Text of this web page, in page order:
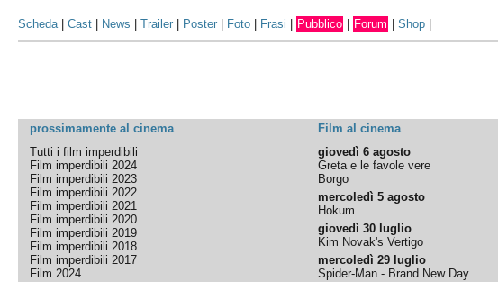
Scheda|Cast News |Trailer Poster Foto Frasi Pubblico Forum |Shop
prossimamente al cinema Film al cinema
Tutti i film imperdibili
Film imperdibili 2024
Film imperdibili 2023
Film imperdibili 2022
Film imperdibili 2021
Film imperdibili 2020
Film imperdibili 2019
Film imperdibili 2018
Film imperdibili 2017
Film 2024
giovedì 6 agosto
Greta e le favole vere
Borgo
mercoledì 5 agosto
Hokum
giovedì 30 luglio
Kim Novak's Vertigo
mercoledì 29 luglio
Spider-Man - Brand New Day